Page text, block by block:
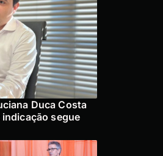
Duca Costa
segue